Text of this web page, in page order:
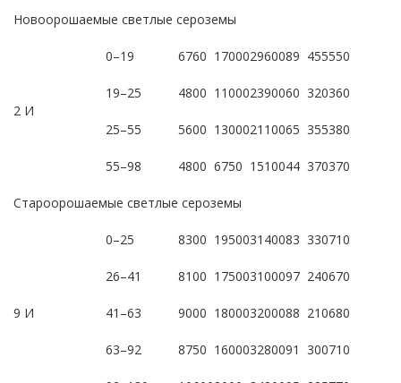
Новоорошаемые светлые сероземы
2 И
0–19 6760 170002960089 455550
19–25 4800 110002390060 320360
25–55 5600 130002110065 355380
55–98 4800 6750 1510044 370370
Староорошаемые светлые сероземы
9 И
0–25 8300 195003140083 330710
26–41 8100 175003100097 240670
41–63 9000 180003200088 210680
63–92 8750 160003280091 300710